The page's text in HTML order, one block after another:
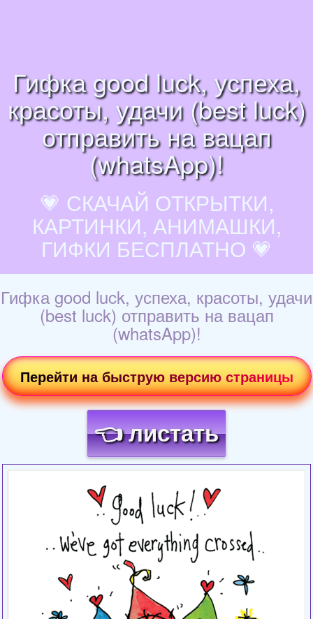
Гифка good luck, успеха,
красоты, удачи (best luck)
отправить на вацап
(whatsApp)!
💗 СКАЧАЙ ОТКРЫТКИ,
КАРТИНКИ, АНИМАШКИ,
ГИФКИ БЕСПЛАТНО 💗
Гифка good luck, успеха, красоты, удачи
(best luck) отправить на вацап
(whatsApp)!
Перейти на быструю версию страницы
👈 листать